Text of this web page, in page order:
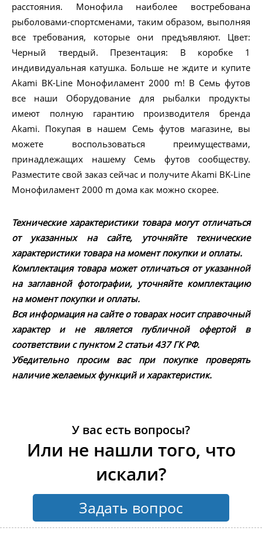
расстояния. Монофила наиболее востребована
рыболовами-спортсменами, таким образом, выполняя
все требования, которые они предъявляют. Цвет:
Черный твердый. Презентация: В коробке 1
индивидуальная катушка. Больше не ждите и купите
Akami BK-Line Монофиламент 2000 m! В Семь футов
все наши Оборудование для рыбалки продукты
имеют полную гарантию производителя бренда
Akami. Покупая в нашем Семь футов магазине, вы
можете воспользоваться преимуществами,
принадлежащих нашему Семь футов сообществу.
Разместите свой заказ сейчас и получите Akami BK-Line
Монофиламент 2000 m дома как можно скорее.
Технические характеристики товара могут отличаться
от указанных на сайте, уточняйте технические
характеристики товара на момент покупки и оплаты.
Комплектация товара может отличаться от указанной
на заглавной фотографии, уточняйте комплектацию
на момент покупки и оплаты.
Вся информация на сайте о товарах носит справочный
характер и не является публичной офертой в
соответствии с пунктом 2 статьи 437 ГК РФ.
Убедительно просим вас при покупке проверять
наличие желаемых функций и характеристик.
У вас есть вопросы?
Или не нашли того, что
искали?
Задать вопрос